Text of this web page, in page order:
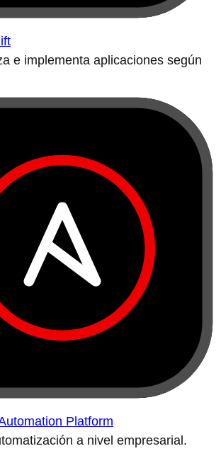
e implementa aplicaciones según
Platform
a nivel empresarial.